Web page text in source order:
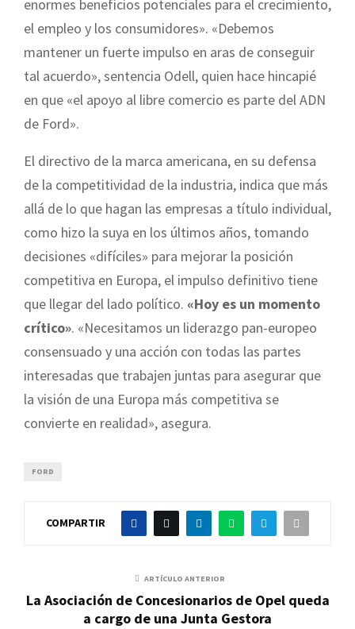
enormes beneficios potenciales para el crecimiento,
el empleo y los consumidores». «Debemos
mantener un fuerte impulso en aras de conseguir
tal acuerdo», sentencia Odell, quien hace hincapié
en que «el apoyo al libre comercio es parte del ADN
de Ford».
El directivo de la marca americana, en su defensa
de la competitividad de la industria, indica que más
allá de lo que hagan las empresas a título individual,
como hizo la suya en los últimos años, tomando
decisiones «difíciles» para mejorar la posición
competitiva en Europa, el impulso definitivo tiene
que llegar del lado político. «Hoy es un momento
crítico». «Necesitamos un liderazgo pan-europeo
consensuado y una acción con todas las partes
interesadas que trabajen juntas para asegurar que
la visión de una Europa más competitiva se
convierte en realidad», asegura.
FORD
COMPARTIR
ARTÍCULO ANTERIOR
La Asociación de Concesionarios de Opel queda
a cargo de una Junta Gestora